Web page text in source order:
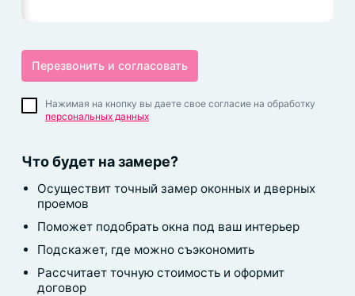
Нажимая на кнопку вы даете свое согласие на обработку
персональных данных
Что будет на замере?
Осуществит точный замер оконных и дверных
проемов
Поможет подобрать окна под ваш интерьер
Подскажет, где можно съэкономить
Рассчитает точную стоимость и оформит
договор